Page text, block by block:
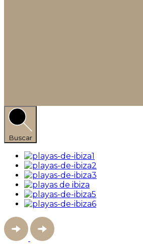
Buscar